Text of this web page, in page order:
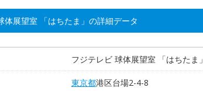
体展望室 「はちたま」の詳細データ
フジテレビ 球体展望室 「はちたま」
東京都港区台場2-4-8